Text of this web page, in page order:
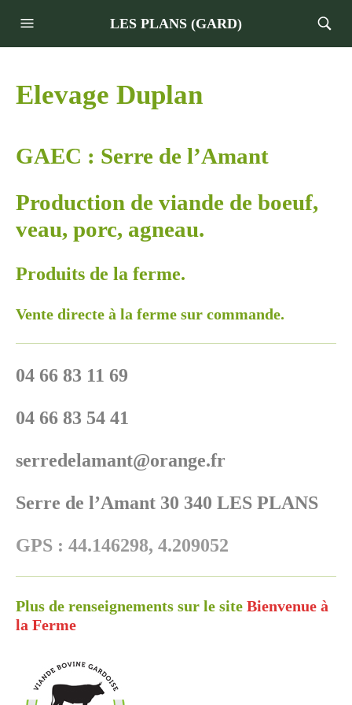
LES PLANS (GARD)
Elevage Duplan
GAEC : Serre de l’Amant
Production de viande de boeuf,
veau, porc, agneau.
Produits de la ferme.
Vente directe à la ferme sur commande.
04 66 83 11 69
04 66 83 54 41
serredelamant@orange.fr
Serre de l’Amant 30 340 LES PLANS
GPS : 44.146298, 4.209052
Plus de renseignements sur le site Bienvenue à
la Ferme